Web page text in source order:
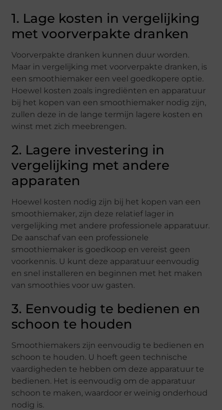
1. Lage kosten in vergelijking
met voorverpakte dranken
Voorverpakte dranken kunnen duur worden.
Maar in vergelijking met voorverpakte dranken, is
een smoothiemaker een veel goedkopere optie.
Hoewel kosten zoals ingrediënten en apparatuur
bij het kopen van een smoothiemaker nodig zijn,
zullen deze in de lange termijn lagere kosten en
winst met zich meebrengen.
2. Lagere investering in
vergelijking met andere
apparaten
Hoewel kosten nodig zijn bij het kopen van een
smoothiemaker, zijn deze relatief lager in
vergelijking met andere professionele apparatuur.
De aanschaf van een professionele
smoothiemaker is goedkoop en vereist geen
voorkennis. U kunt deze apparatuur eenvoudig
en snel installeren en beginnen met het maken
van smoothies voor uw gasten.
3. Eenvoudig te bedienen en
schoon te houden
Smoothiemakers zijn eenvoudig te bedienen en
schoon te houden. U hoeft geen technische
vaardigheden te hebben om deze apparatuur te
bedienen. Het is eenvoudig om de apparatuur
schoon te maken, waardoor er weinig onderhoud
nodig is.